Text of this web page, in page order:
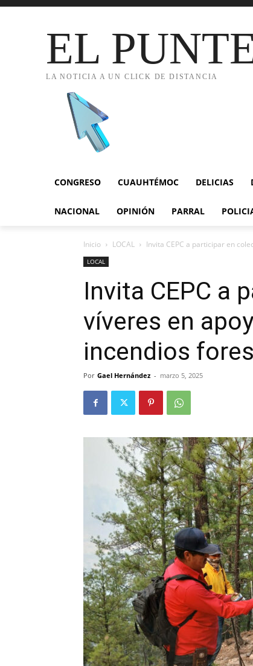
EL
LA NOTICIA A UN CLICK DE DISTANCIA
CONGRESO CUAUHTÉMOC DELICIAS
NACIONAL OPINIÓN PARRAL
Inicio LOCAL Invita CEPC a participar en
LOCAL
Invita CEPC a
víveres en
incendios
Por Gael Hernández - marzo 5, 2025